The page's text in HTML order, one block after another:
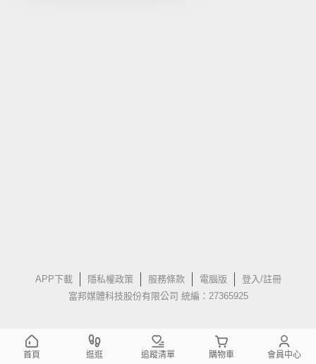
APP下載 隱私權政策 服務條款 電腦版
登入/註冊
富邦媒體科技股份有限公司 統編：27365925
首頁 逛逛 追蹤清單 購物車 會員中心